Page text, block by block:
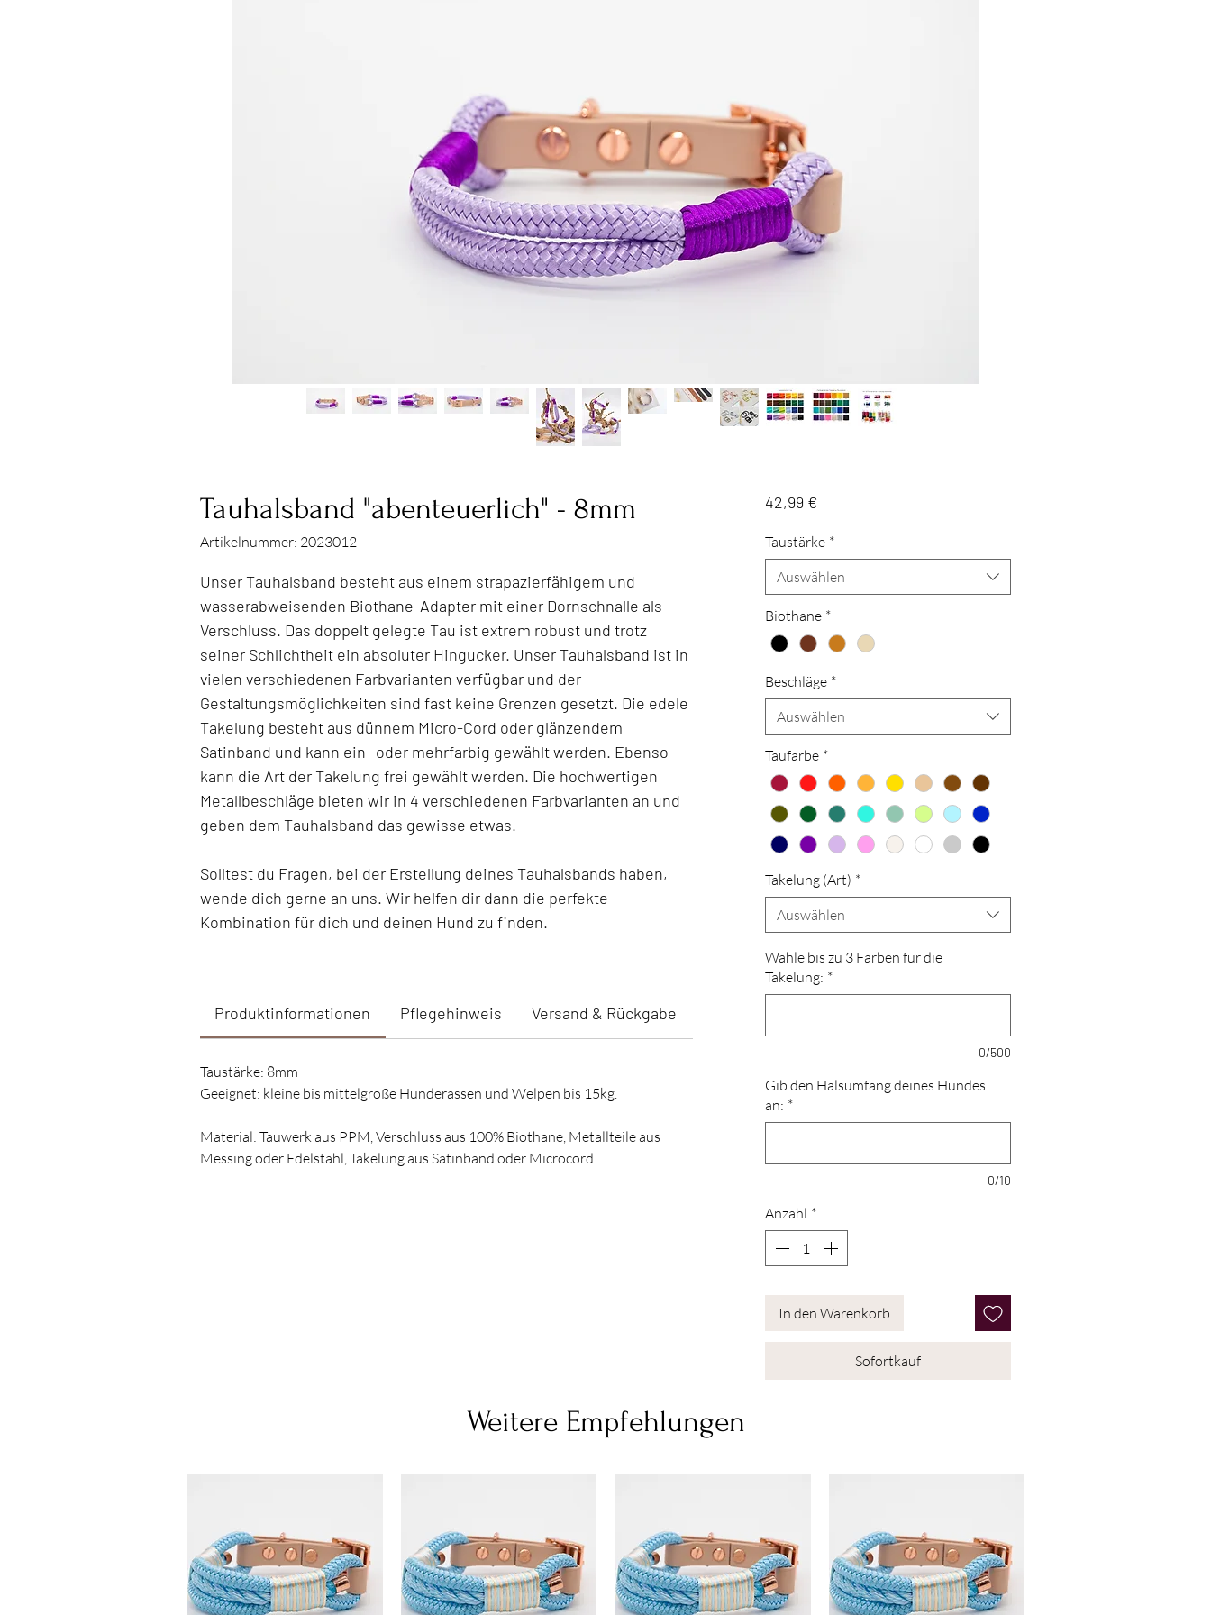
Tauhalsband "abenteuerlich" - 8mm
Artikelnummer: 2023012
Unser Tauhalsband besteht aus einem strapazierfähigem und
wasserabweisenden Biothane-Adapter mit einer Dornschnalle als
Verschluss. Das doppelt gelegte Tau ist extrem robust und trotz
seiner Schlichtheit ein absoluter Hingucker. Unser Tauhalsband ist in
vielen verschiedenen Farbvarianten verfügbar und der
Gestaltungsmöglichkeiten sind fast keine Grenzen gesetzt. Die edele
Takelung besteht aus dünnem Micro-Cord oder glänzendem
Satinband und kann ein- oder mehrfarbig gewählt werden. Ebenso
kann die Art der Takelung frei gewählt werden. Die hochwertigen
Metallbeschläge bieten wir in 4 verschiedenen Farbvarianten an und
geben dem Tauhalsband das gewisse etwas.
Solltest du Fragen, bei der Erstellung deines Tauhalsbands haben,
wende dich gerne an uns. Wir helfen dir dann die perfekte
Kombination für dich und deinen Hund zu finden.
Produktinformationen Pflegehinweis Versand & Rückgabe
Taustärke: 8mm
Geeignet: kleine bis mittelgroße Hunderassen und Welpen bis 15kg.
Material: Tauwerk aus PPM, Verschluss aus 100% Biothane, Metallteile aus
Messing oder Edelstahl, Takelung aus Satinband oder Microcord
42,99 €Preis
Taustärke *
Auswählen
Biothane *
Beschläge *
Auswählen
Taufarbe *
Takelung (Art) *
Auswählen
Wähle bis zu 3 Farben für die
Takelung: *
0/500
Gib den Halsumfang deines Hundes
an: *
0/10
Anzahl *
In den Warenkorb
Sofortkauf
Weitere Empfehlungen